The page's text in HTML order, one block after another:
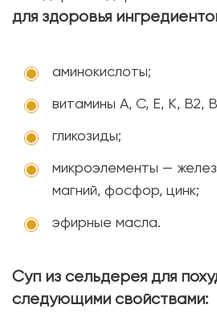
для здоровья
аминокислоты;
витамины А, С, Е, К, В2,
гликозиды;
микроэлементы —
магний, фосфор, цинк;
эфирные масла.
Суп из сельдерея для
следующими свойствами: